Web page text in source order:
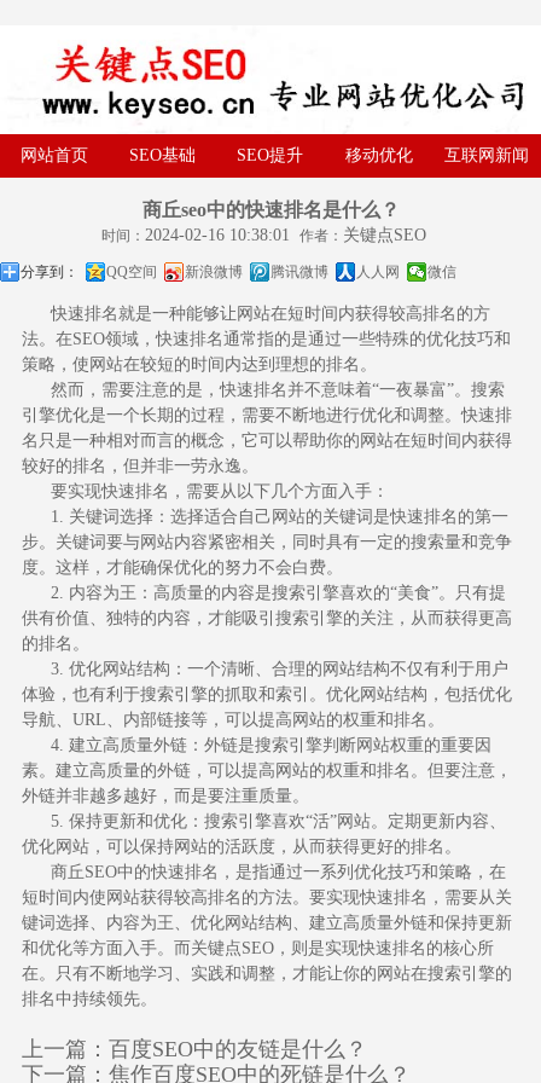
网站首页 SEO基础 SEO提升 移动优化 互联网新闻
商丘seo中的快速排名是什么？
时间： 2024-02-16 10:38:01 作者： 关键点SEO
分享到： QQ空间 新浪微博 腾讯微博 人人网 微信
快速排名就是一种能够让网站在短时间内获得较高排名的方
法。在SEO领域，快速排名通常指的是通过一些特殊的优化技巧和
策略，使网站在较短的时间内达到理想的排名。
然而，需要注意的是，快速排名并不意味着“一夜暴富”。搜索
引擎优化是一个长期的过程，需要不断地进行优化和调整。快速排
名只是一种相对而言的概念，它可以帮助你的网站在短时间内获得
较好的排名，但并非一劳永逸。
要实现快速排名，需要从以下几个方面入手：
1. 关键词选择：选择适合自己网站的关键词是快速排名的第一
步。关键词要与网站内容紧密相关，同时具有一定的搜索量和竞争
度。这样，才能确保优化的努力不会白费。
2. 内容为王：高质量的内容是搜索引擎喜欢的“美食”。只有提
供有价值、独特的内容，才能吸引搜索引擎的关注，从而获得更高
的排名。
3. 优化网站结构：一个清晰、合理的网站结构不仅有利于用户
体验，也有利于搜索引擎的抓取和索引。优化网站结构，包括优化
导航、URL、内部链接等，可以提高网站的权重和排名。
4. 建立高质量外链：外链是搜索引擎判断网站权重的重要因
素。建立高质量的外链，可以提高网站的权重和排名。但要注意，
外链并非越多越好，而是要注重质量。
5. 保持更新和优化：搜索引擎喜欢“活”网站。定期更新内容、
优化网站，可以保持网站的活跃度，从而获得更好的排名。
商丘SEO中的快速排名，是指通过一系列优化技巧和策略，在
短时间内使网站获得较高排名的方法。要实现快速排名，需要从关
键词选择、内容为王、优化网站结构、建立高质量外链和保持更新
和优化等方面入手。而关键点SEO，则是实现快速排名的核心所
在。只有不断地学习、实践和调整，才能让你的网站在搜索引擎的
排名中持续领先。
上一篇： 百度SEO中的友链是什么？
下一篇： 焦作百度SEO中的死链是什么？